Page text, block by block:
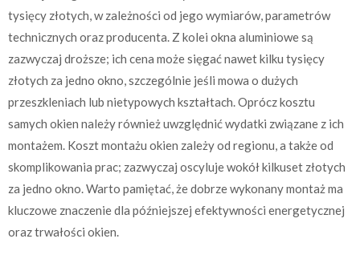
tysięcy złotych, w zależności od jego wymiarów, parametrów
technicznych oraz producenta. Z kolei okna aluminiowe są
zazwyczaj droższe; ich cena może sięgać nawet kilku tysięcy
złotych za jedno okno, szczególnie jeśli mowa o dużych
przeszkleniach lub nietypowych kształtach. Oprócz kosztu
samych okien należy również uwzględnić wydatki związane z ich
montażem. Koszt montażu okien zależy od regionu, a także od
skomplikowania prac; zazwyczaj oscyluje wokół kilkuset złotych
za jedno okno. Warto pamiętać, że dobrze wykonany montaż ma
kluczowe znaczenie dla późniejszej efektywności energetycznej
oraz trwałości okien.